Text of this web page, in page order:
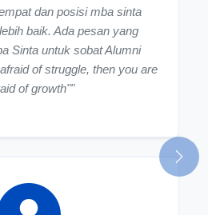
dan posisi mba sinta
baik. Ada pesan yang
Sinta untuk sobat Alumni
of struggle, then you are
of growth""
Next